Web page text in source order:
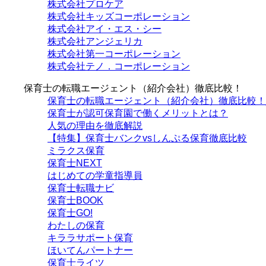
株式会社プロケア
株式会社キッズコーポレーション
株式会社アイ・エス・シー
株式会社アンジェリカ
株式会社第一コーポレーション
株式会社テノ．コーポレーション
保育士の転職エージェント（紹介会社）徹底比較！
保育士の転職エージェント（紹介会社）徹底比較
保育士が認可保育園で働くメリットとは？
人気の理由を徹底解説
【特集】保育士バンクvsしんぷる保育徹底比較
ミラクス保育
保育⼠NEXT
はじめての学童指導員
保育士転職ナビ
保育士BOOK
保育士GO!
わたしの保育
キララサポート保育
ほいてんパートナー
保育士ライツ